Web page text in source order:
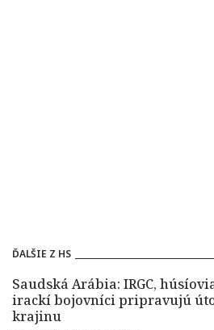
ĎALŠIE Z HS
Saudská Arábia: IRGC,
irackí bojovníci pripravujú
krajinu